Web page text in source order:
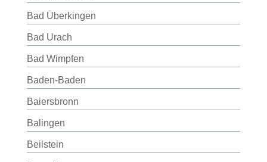
Bad Überkingen
Bad Urach
Bad Wimpfen
Baden-Baden
Baiersbronn
Balingen
Beilstein